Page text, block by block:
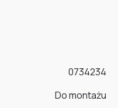
0734234
Do montażu